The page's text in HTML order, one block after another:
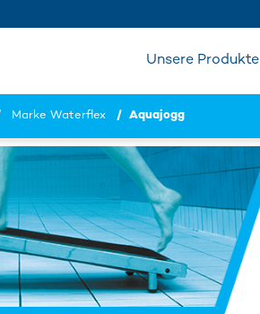
Unsere Produkte
Marke Waterflex Aquajogg